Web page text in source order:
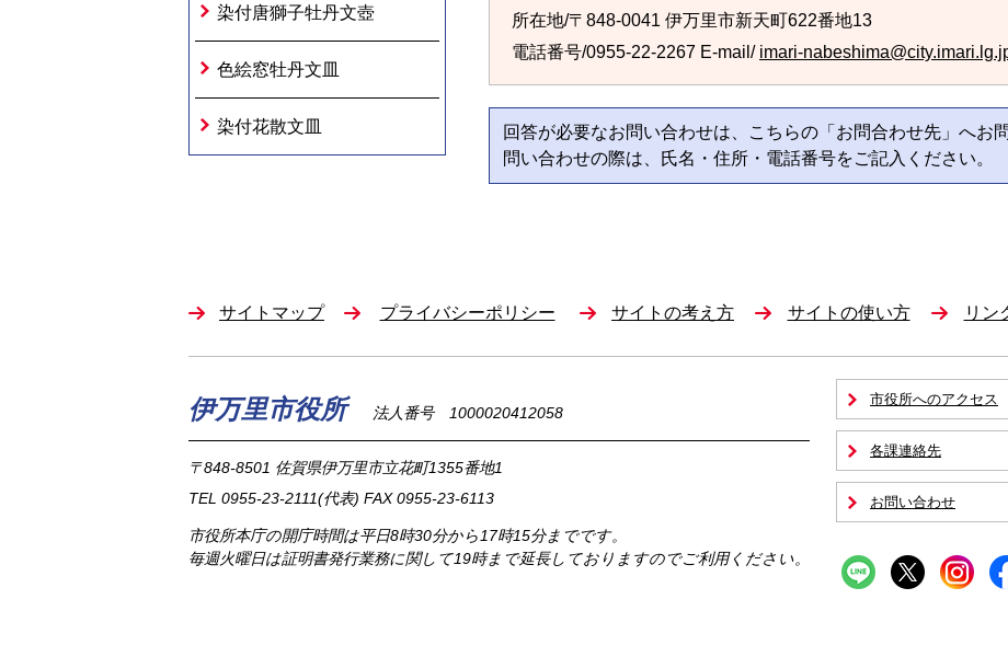
染付唐獅子牡丹文壺
色絵窓牡丹文皿
染付花散文皿
所在地/〒848-0041 伊万里市新天町622番地13
電話番号/0955-22-2267 E-mail/ imari-
回答が必要なお問い合わせは、こちらの「お問合わせ先」へお
問い合わせの際は、氏名・住所・電話番号をご記入ください。
サイトマップ プライバシーポリシー サイトの考え方 サイトの使い方 リン
伊万里市役所 法人番号 1000020412058
〒848-8501 佐賀県伊万里市立花町1355番地1
TEL 0955-23-2111(代表) FAX 0955-23-6113
市役所本庁の開庁時間は平日8時30分から17時15分までです。
毎週火曜日は証明書発行業務に関して19時まで延長しておりますのでご利用ください。
市役所へのアクセス
各課連絡先
お問い合わせ